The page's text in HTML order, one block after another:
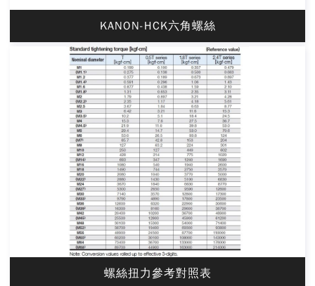
KANON-HCK六角螺絲
螺絲扭力參考對照表